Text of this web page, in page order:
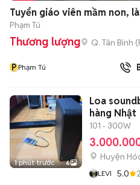
Tuyển giáo viên mầm non,
Phạm Tú
Thương lượng Q. Tân Bình (
P Phạm Tú
1 phút trước 6
Loa
hàng Nhật
101 - 300W
Huyện
LEVI 5.0